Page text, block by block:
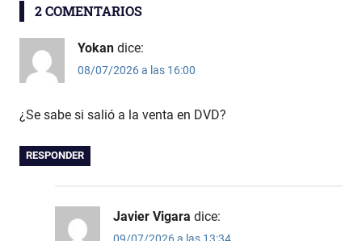
2 COMENTARIOS
Yokan dice:
08/07/2026 a las 16:00
¿Se sabe si salió a la venta en DVD?
RESPONDER
Javier Vigara dice: